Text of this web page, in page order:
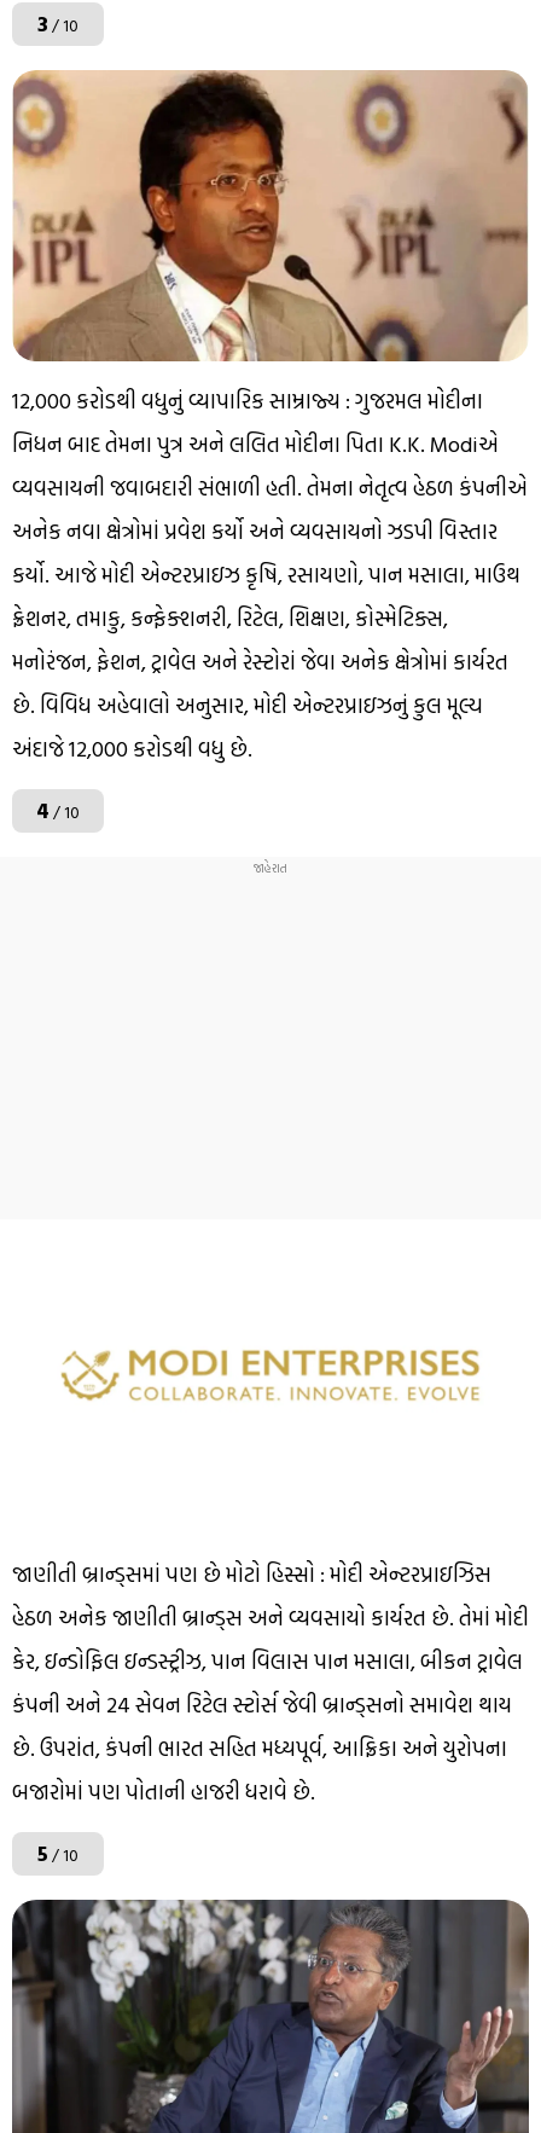
3/ 10
₹12,000 કરોડથી વધુનું વ્યાપારિક સામ્રાજ્ય : ગુજરમલ મોદીના
નિધન બાદ તેમના પુત્ર અને લલિત મોદીના પિતા K.K. Modiએ
વ્યવસાયની જવાબદારી સંભાળી હતી. તેમના નેતૃત્વ હેઠળ કંપનીએ
અનેક નવા ક્ષેત્રોમાં પ્રવેશ કર્યો અને વ્યવસાયનો ઝડપી વિસ્તાર
કર્યો. આજે મોદી એન્ટરપ્રાઇઝ કૃષિ, રસાયણો, પાન મસાલા, માઉથ
ફ્રેશનર, તમાકુ, કન્ફેક્શનરી, રિટેલ, શિક્ષણ, કોસ્મેટિક્સ,
મનોરંજન, ફેશન, ટ્રાવેલ અને રેસ્ટોરાં જેવા અનેક ક્ષેત્રોમાં કાર્યરત
છે. વિવિધ અહેવાલો અનુસાર, મોદી એન્ટરપ્રાઇઝનું કુલ મૂલ્ય
અંદાજે ₹12,000 કરોડથી વધુ છે.
4/ 10
જાણીતી બ્રાન્ડ્સમાં પણ છે મોટો હિસ્સો : મોદી એન્ટરપ્રાઇઝિસ
હેઠળ અનેક જાણીતી બ્રાન્ડ્સ અને વ્યવસાયો કાર્યરત છે. તેમાં મોદી
કેર, ઇન્ડોફિલ ઇન્ડસ્ટ્રીઝ, પાન વિલાસ પાન મસાલા, બીકન ટ્રાવેલ
કંપની અને 24 સેવન રિટેલ સ્ટોર્સ જેવી બ્રાન્ડ્સનો સમાવેશ થાય
છે. ઉપરાંત, કંપની ભારત સહિત મધ્યપૂર્વ, આફ્રિકા અને યુરોપના
બજારોમાં પણ પોતાની હાજરી ધરાવે છે.
5/ 10